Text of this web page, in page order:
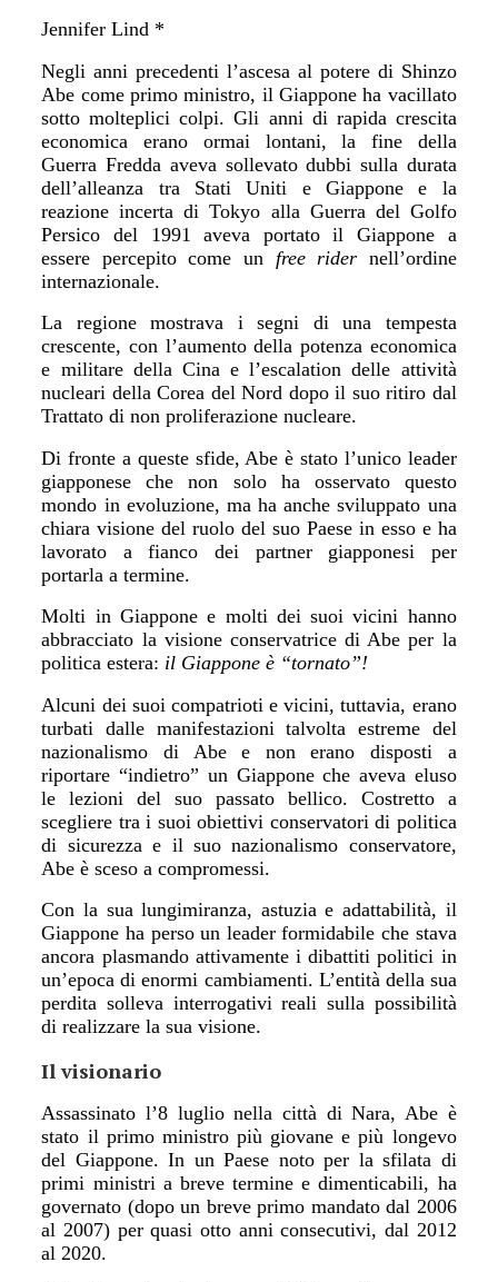
Jennifer Lind *
Negli anni precedenti l’ascesa al potere di Shinzo
Abe come primo ministro, il Giappone ha vacillato
sotto molteplici colpi. Gli anni di rapida crescita
economica erano ormai lontani, la fine della
Guerra Fredda aveva sollevato dubbi sulla durata
dell’alleanza tra Stati Uniti e Giappone e la
reazione incerta di Tokyo alla Guerra del Golfo
Persico del 1991 aveva portato il Giappone a
essere percepito come un free rider nell’ordine
internazionale.
La regione mostrava i segni di una tempesta
crescente, con l’aumento della potenza economica
e militare della Cina e l’escalation delle attività
nucleari della Corea del Nord dopo il suo ritiro dal
Trattato di non proliferazione nucleare.
Di fronte a queste sfide, Abe è stato l’unico leader
giapponese che non solo ha osservato questo
mondo in evoluzione, ma ha anche sviluppato una
chiara visione del ruolo del suo Paese in esso e ha
lavorato a fianco dei partner giapponesi per
portarla a termine.
Molti in Giappone e molti dei suoi vicini hanno
abbracciato la visione conservatrice di Abe per la
politica estera: il Giappone è “tornato”!
Alcuni dei suoi compatrioti e vicini, tuttavia, erano
turbati dalle manifestazioni talvolta estreme del
nazionalismo di Abe e non erano disposti a
riportare“indietro” un Giappone che aveva eluso
le lezioni del suo passato bellico. Costretto a
scegliere tra i suoi obiettivi conservatori di politica
di sicurezza e il suo nazionalismo conservatore,
Abe è sceso a compromessi.
Con la sua lungimiranza, astuzia e adattabilità, il
Giappone ha perso un leader formidabile che stava
ancora plasmando attivamente i dibattiti politici in
un’epoca di enormi cambiamenti. L’entità della sua
perdita solleva interrogativi reali sulla possibilità
di realizzare la sua visione.
Il visionario
Assassinato l’8 luglio nella città di Nara, Abe è
stato il primo ministro più giovane e più longevo
del Giappone. In un Paese noto per la sfilata di
primi ministri a breve termine e dimenticabili, ha
governato (dopo un breve primo mandato dal 2006
al 2007) per quasi otto anni consecutivi, dal 2012
al 2020.